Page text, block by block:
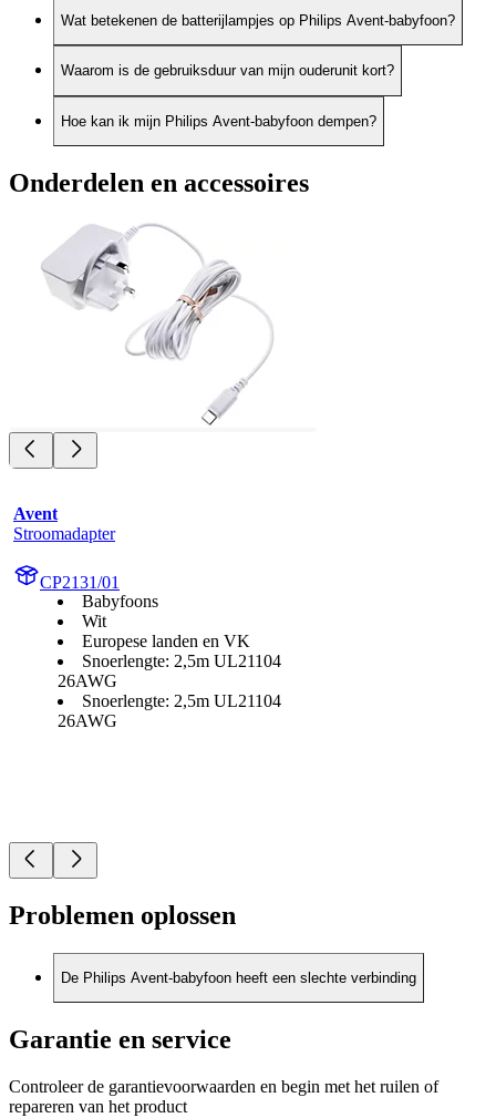
Wat betekenen de batterijlampjes op Philips Avent-babyfoon?
Waarom is de gebruiksduur van mijn ouderunit kort?
Hoe kan ik mijn Philips Avent-babyfoon dempen?
Onderdelen en accessoires
Avent
Stroomadapter
CP2131/01
Babyfoons
Wit
Europese landen en VK
Snoerlengte: 2,5m UL21104
26AWG
Snoerlengte: 2,5m UL21104
26AWG
Problemen oplossen
De Philips Avent-babyfoon heeft een slechte verbinding
Garantie en service
Controleer de garantievoorwaarden en begin met het ruilen of
repareren van het product